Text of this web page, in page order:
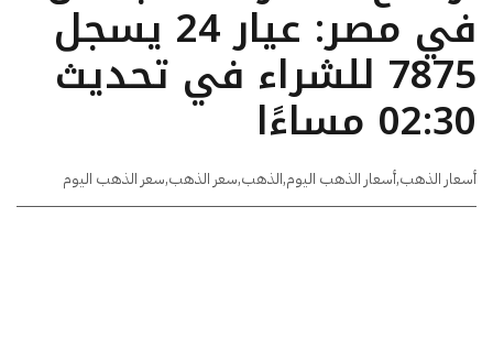
في مصر: عيار 24 يسجل
7875 للشراء في تحديث
02:30 مساءًا
أسعار الذهب,أسعار الذهب اليوم,الذهب,سعر الذهب,سعر الذهب اليوم